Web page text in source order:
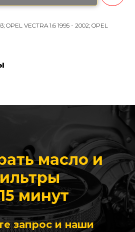
OPEL VECTRA 1.6 1995 - 2002; OPEL
масло и
минут
запрос и наши